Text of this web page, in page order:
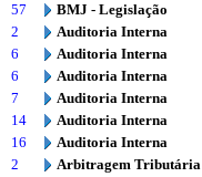
57
BMJ - Legislação
2
Auditoria Interna
6
Auditoria Interna
6
Auditoria Interna
7
Auditoria Interna
14
Auditoria Interna
16
Auditoria Interna
2
Arbitragem Tributária